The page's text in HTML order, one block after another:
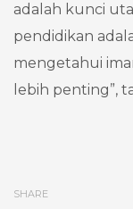
adalah kunci
pendidikan
mengetahui
lebih penting”,
SHARE